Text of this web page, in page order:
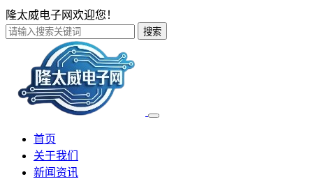
隆太威电子网欢迎您！
搜索
首页
关于我们
新闻资讯